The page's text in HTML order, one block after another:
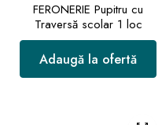
FERONERIE Pupitru cu
Traversă scolar 1 loc
Adaugă la ofertă